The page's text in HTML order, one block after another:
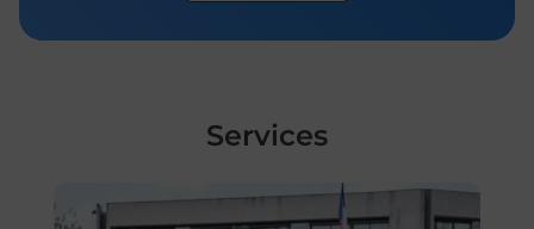
Services